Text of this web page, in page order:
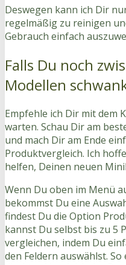
Deswegen kann ich Dir
regelmäßig zu reinigen
Gebrauch einfach
Falls Du noch
Modellen
Empfehle ich Dir mit dem
warten. Schau Dir am
und mach Dir am Ende
Produktvergleich. Ich
helfen, Deinen neuen
Wenn Du oben im Menü
bekommst Du eine
findest Du die Option
kannst Du selbst bis zu 5
vergleichen, indem Du
den Feldern auswählst.